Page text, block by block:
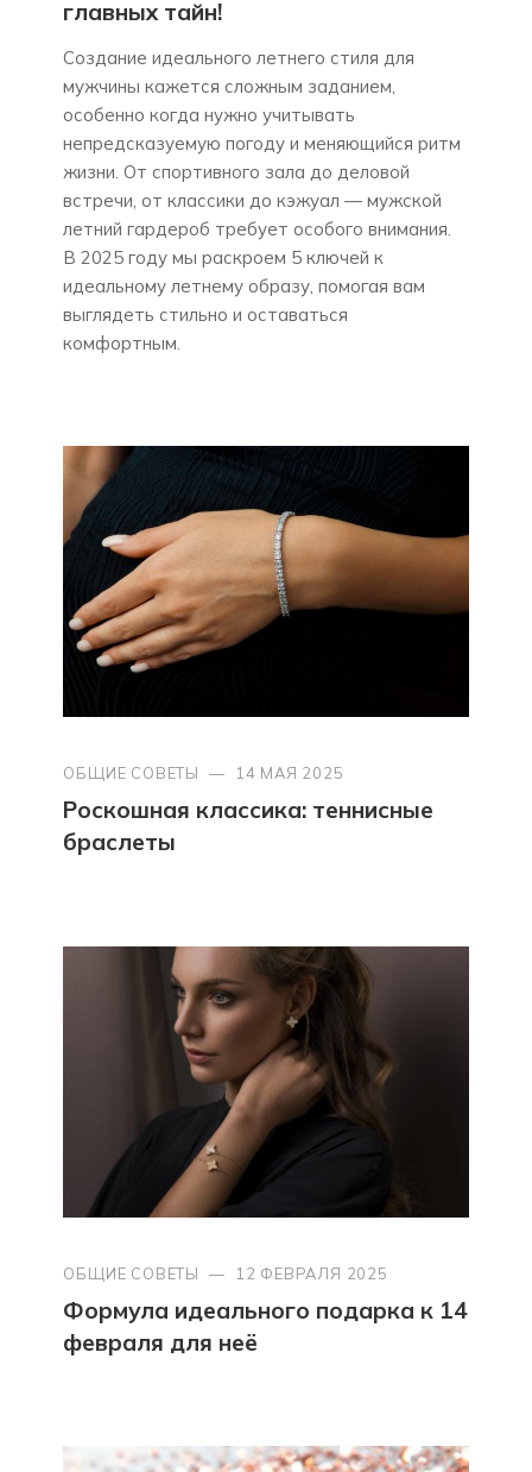
главных тайн!
Создание идеального летнего стиля для
мужчины кажется сложным заданием,
особенно когда нужно учитывать
непредсказуемую погоду и меняющийся ритм
жизни. От спортивного зала до деловой
встречи, от классики до кэжуал — мужской
летний гардероб требует особого внимания.
В 2025 году мы раскроем 5 ключей к
идеальному летнему образу, помогая вам
выглядеть стильно и оставаться
комфортным.
ОБЩИЕ СОВЕТЫ — 14 МАЯ 2025
Роскошная классика: теннисные
браслеты
ОБЩИЕ СОВЕТЫ — 12 ФЕВРАЛЯ 2025
Формула идеального подарка к 14
февраля для неё